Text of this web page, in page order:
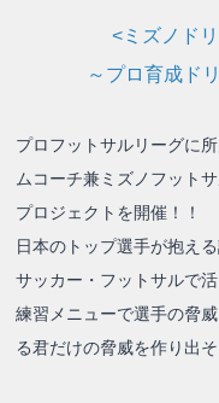
<ミズノド
～プロ育成ド
プロフットサルリーグに
ムコーチ兼ミズノフット
プロジェクトを開催！！
日本のトップ選手が抱え
サッカー・フットサルで
練習メニューで選手の脅
る君だけの脅威を作り出そ